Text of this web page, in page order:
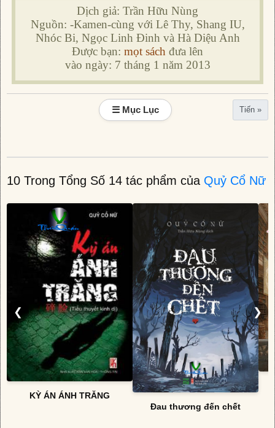
Dịch giả: Trần Hữu Nùng
Nguồn: -Kamen-cùng với Lê Thy, Shang IU,
Nhóc Bi, Ngọc Linh Đinh và Hà Diệu Anh
Được bạn: mọt sách đưa lên
vào ngày: 7 tháng 1 năm 2013
☰ Mục Lục Tiến »
10 Trong Tổng Số 14 tác phẩm của Quỷ Cổ Nữ
❮
KỲ ÁN ÁNH TRĂNG
Đau thương đến chết
❯